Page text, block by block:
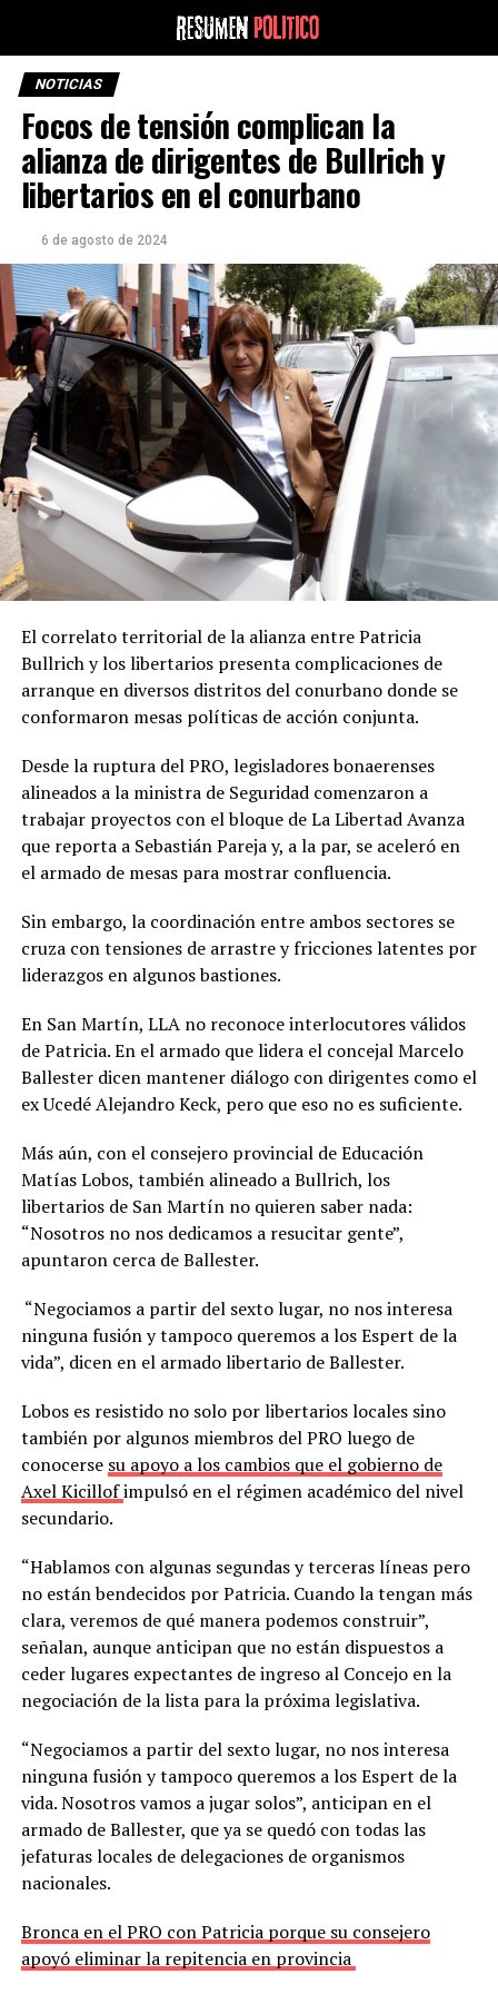
NOTICIAS
Focos de tensión complican la
alianza de dirigentes de Bullrich y
libertarios en el conurbano
6 de agosto de 2024
El correlato territorial de la alianza entre Patricia
Bullrich y los libertarios presenta complicaciones de
arranque en diversos distritos del conurbano donde se
conformaron mesas políticas de acción conjunta.
Desde la ruptura del PRO, legisladores bonaerenses
alineados a la ministra de Seguridad comenzaron a
trabajar proyectos con el bloque de La Libertad Avanza
que reporta a Sebastián Pareja y, a la par, se aceleró en
el armado de mesas para mostrar confluencia.
Sin embargo, la coordinación entre ambos sectores se
cruza con tensiones de arrastre y fricciones latentes por
liderazgos en algunos bastiones.
En San Martín, LLA no reconoce interlocutores válidos
de Patricia. En el armado que lidera el concejal Marcelo
Ballester dicen mantener diálogo con dirigentes como el
ex Ucedé Alejandro Keck, pero que eso no es suficiente.
Más aún, con el consejero provincial de Educación
Matías Lobos, también alineado a Bullrich, los
libertarios de San Martín no quieren saber nada:
“Nosotros no nos dedicamos a resucitar gente”,
apuntaron cerca de Ballester.
“Negociamos a partir del sexto lugar, no nos interesa
ninguna fusión y tampoco queremos a los Espert de la
vida”, dicen en el armado libertario de Ballester.
Lobos es resistido no solo por libertarios locales sino
también por algunos miembros del PRO luego de
conocerse su apoyo a los cambios que el gobierno de
Axel Kicillofimpulsó en el régimen académico del nivel
secundario.
“Hablamos con algunas segundas y terceras líneas pero
no están bendecidos por Patricia. Cuando la tengan más
clara, veremos de qué manera podemos construir”,
señalan, aunque anticipan que no están dispuestos a
ceder lugares expectantes de ingreso al Concejo en la
negociación de la lista para la próxima legislativa.
“Negociamos a partir del sexto lugar, no nos interesa
ninguna fusión y tampoco queremos a los Espert de la
vida. Nosotros vamos a jugar solos”, anticipan en el
armado de Ballester, que ya se quedó con todas las
jefaturas locales de delegaciones de organismos
nacionales.
Bronca en el PRO con Patricia porque su consejero
apoyó eliminar la repitencia en provincia